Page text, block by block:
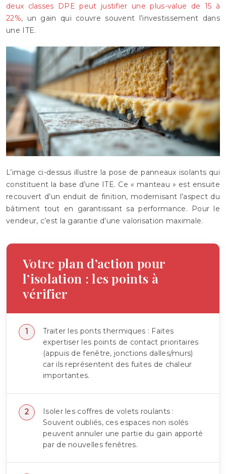
deux classes DPE peut justifier une plus-value de 15 à
22%, un gain qui couvre souvent l’investissement dans
une ITE.
L’image ci-dessus illustre la pose de panneaux isolants qui
constituent la base d’une ITE. Ce « manteau » est ensuite
recouvert d’un enduit de finition, modernisant l’aspect du
bâtiment tout en garantissant sa performance. Pour le
vendeur, c’est la garantie d’une valorisation maximale.
Votre plan d’action pour
l’isolation : les points à
vérifier
Traiter les ponts thermiques : Faites
expertiser les points de contact prioritaires
(appuis de fenêtre, jonctions dalles/murs)
car ils représentent des fuites de chaleur
importantes.
Isoler les coffres de volets roulants :
Souvent oubliés, ces espaces non isolés
peuvent annuler une partie du gain apporté
par de nouvelles fenêtres.